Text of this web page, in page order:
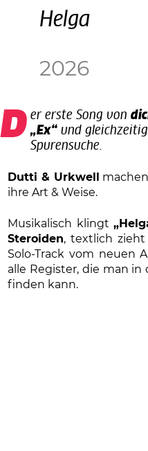
Helga
2026
Der erste Song von
„Ex“ und
Spurensuche.
Dutti & Urkwell
ihre Art & Weise.
Musikalisch klingt
Steroiden, textlich zieht
Solo-Track vom neuen
alle Register, die man in
finden kann.